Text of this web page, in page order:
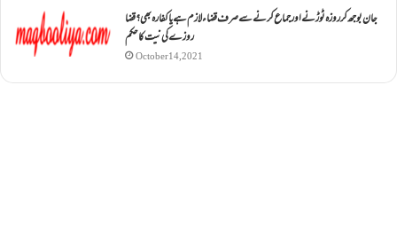
جان بوجھ کر روزہ ٹوڑنے اور جماع کرنے سے صرف قضاء لازم ہے یا کفارہ بھی؟ قضا
روزے کی نیت کا حکم
October 14, 2021